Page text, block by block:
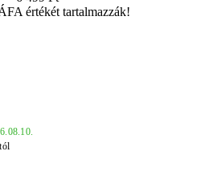
értékét tartalmazzák!